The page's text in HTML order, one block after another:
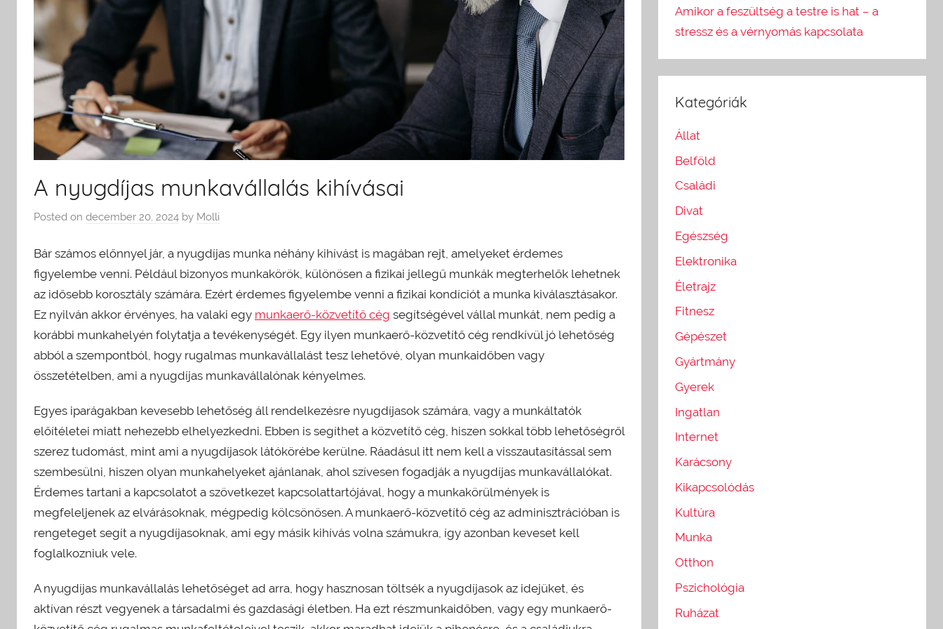
A nyugdíjas munkavállalás kihívásai
Posted on december 20, 2024 by Molli
Bár számos előnnyel jár, a nyugdíjas munka néhány kihívást is magában rejt, amelyeket érdemes
figyelembe venni. Például bizonyos munkakörök, különösen a fizikai jellegű munkák megterhelők lehetnek
az idősebb korosztály számára. Ezért érdemes figyelembe venni a fizikai kondíciót a munka kiválasztásakor.
Ez nyilván akkor érvényes, ha valaki egy munkaerő-közvetítő cég segítségével vállal munkát, nem pedig a
korábbi munkahelyén folytatja a tevékenységét. Egy ilyen munkaerő-közvetítő cég rendkívül jó lehetőség
abból a szempontból, hogy rugalmas munkavállalást tesz lehetővé, olyan munkaidőben vagy
összetételben, ami a nyugdíjas munkavállalónak kényelmes.
Egyes iparágakban kevesebb lehetőség áll rendelkezésre nyugdíjasok számára, vagy a munkáltatók
előítéletei miatt nehezebb elhelyezkedni. Ebben is segíthet a közvetítő cég, hiszen sokkal több lehetőségről
szerez tudomást, mint ami a nyugdíjasok látókörébe kerülne. Ráadásul itt nem kell a visszautasítással sem
szembesülni, hiszen olyan munkahelyeket ajánlanak, ahol szívesen fogadják a nyugdíjas munkavállalókat.
Érdemes tartani a kapcsolatot a szövetkezet kapcsolattartójával, hogy a munkakörülmények is
megfeleljenek az elvárásoknak, mégpedig kölcsönösen. A munkaerő-közvetítő cég az adminisztrációban is
rengeteget segít a nyugdíjasoknak, ami egy másik kihívás volna számukra, így azonban keveset kell
foglalkozniuk vele.
A nyugdíjas munkavállalás lehetőséget ad arra, hogy hasznosan töltsék a nyugdíjasok az idejüket, és
aktívan részt vegyenek a társadalmi és gazdasági életben. Ha ezt részmunkaidőben, vagy egy munkaerő-
Amikor a feszültség a testre is hat – a
stressz és a vérnyomás kapcsolata
Kategóriák
Állat
Belföld
Családi
Divat
Egészség
Elektronika
Életrajz
Fitnesz
Gépészet
Gyártmány
Gyerek
Ingatlan
Internet
Karácsony
Kikapcsolódás
Kultúra
Munka
Otthon
Pszichológia
Ruházat